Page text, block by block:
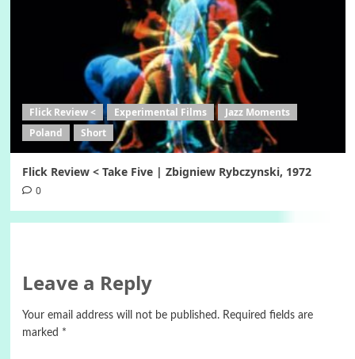
Flick Review < Experimental Films
Jazz Moments
Poland
Short
Flick Review < Take Five | Zbigniew Rybczynski, 1972
0
Leave a Reply
Your email address will not be published. Required fields are
marked *